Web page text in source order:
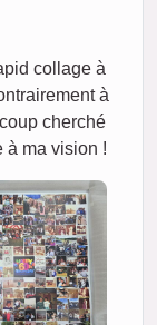
collage à
à
cherché
à ma vision !